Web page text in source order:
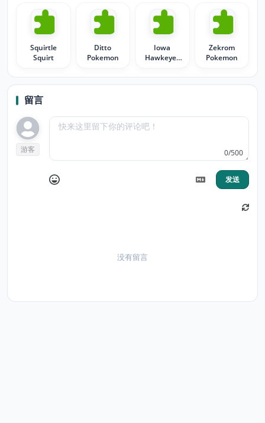
Squirtle
Squirt
Ditto
Pokemon
Iowa
Hawkeyes
Heisman
Zekrom
Pokemon
留言
游客 0/500
发送
没有留言